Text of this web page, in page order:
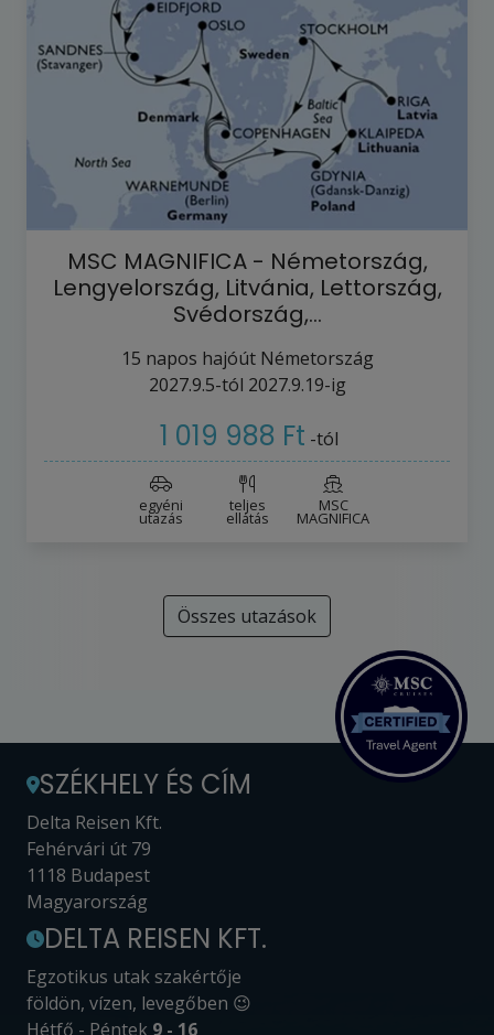
MSC MAGNIFICA - Németország,
Lengyelország, Litvánia, Lettország,
Svédország,…
15 napos hajóút Németország
2027.9.5-tól 2027.9.19-ig
1 019 988 Ft -tól
egyéni
utazás
teljes
ellátás
MSC
MAGNIFICA
Összes utazások
SZÉKHELY ÉS CÍM
Delta Reisen Kft.
Fehérvári út 79
1118 Budapest
Magyarország
DELTA REISEN KFT.
Egzotikus utak szakértője
földön, vízen, levegőben 😉
Hétfő - Péntek 9 - 16